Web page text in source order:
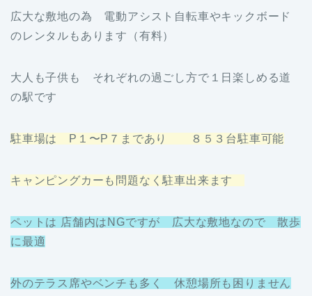
広大な敷地の為 電動アシスト自転車やキックボード
のレンタルもあります（有料）
大人も子供も それぞれの過ごし方で１日楽しめる道
の駅です
駐車場は P１〜P７まであり ８５３台駐車可能
キャンピングカーも問題なく駐車出来ます
ペットは 店舗内はNGですが 広大な敷地なので 散歩
に最適
外のテラス席やベンチも多く 休憩場所も困りません